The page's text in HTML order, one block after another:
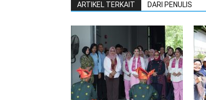
ARTIKEL TERKAIT DARI PENULIS